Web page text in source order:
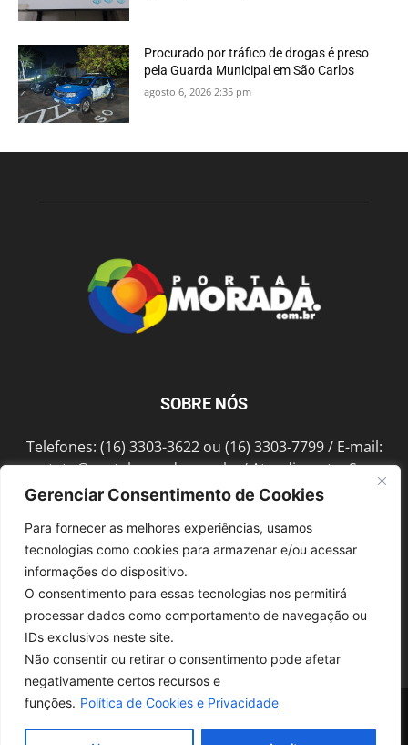
Gerenciar Consentimento de Cookies
Para fornecer as melhores experiências, usamos
tecnologias como cookies para armazenar e/ou acessar
informações do dispositivo.
O consentimento para essas tecnologias nos permitirá
processar dados como comportamento de navegação ou
IDs exclusivos neste site.
Não consentir ou retirar o consentimento pode afetar
negativamente certos recursos e
funções. Política de Cookies e Privacidade
Procurado por tráfico de drogas é preso
pela Guarda Municipal em São Carlos
agosto 6, 2026 2:35 pm
SOBRE NÓS
Telefones: (16) 3303-3622 ou (16) 3303-7799 / E-mail:
contato@portalmorada.com.br/ Atendimento: Seg a
Sex das 8h às 18h / Endereço: Av. Bento de Abreu, 889
SIGA-NOS
© 1997-2022, GRUPO ROBERTO MONTORO É proibida a reprodução do
conteúdo em qualquer meio de comunicação, eletrônico ou impresso,